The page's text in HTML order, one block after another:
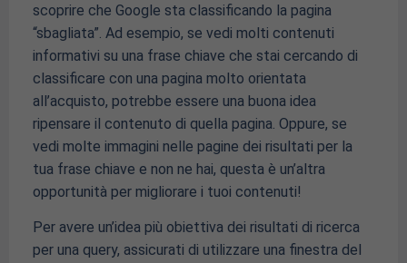
scoprire che Google sta classificando la pagina
“sbagliata”. Ad esempio, se vedi molti contenuti
informativi su una frase chiave che stai cercando di
classificare con una pagina molto orientata
all’acquisto, potrebbe essere una buona idea
ripensare il contenuto di quella pagina. Oppure, se
vedi molte immagini nelle pagine dei risultati per la
tua frase chiave e non ne hai, questa è un’altra
opportunità per migliorare i tuoi contenuti!
Per avere un’idea più obiettiva dei risultati di ricerca
per una query, assicurati di utilizzare una finestra del